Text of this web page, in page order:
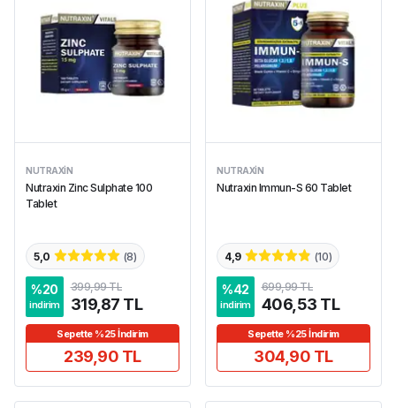
NUTRAXIN
Nutraxin Zinc Sulphate 100
Tablet
5,0 (8)
%20
indirim
399,99 TL
319,87 TL
Sepette %25 İndirim
239,90 TL
NUTRAXIN
Nutraxin Immun-S 60 Tablet
4,9 (10)
%42
indirim
699,99 TL
406,53 TL
Sepette %25 İndirim
304,90 TL